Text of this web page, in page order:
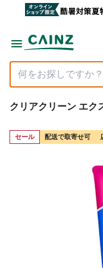
クリアクリーン エク
セール 配送で取寄せ可